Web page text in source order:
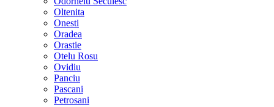
Oltenita
Onesti
Oradea
Orastie
Otelu Rosu
Ovidiu
Panciu
Pascani
Petrosani